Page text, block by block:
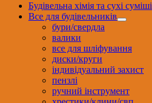
Будівельна хімія та сухі суміші
Все для будівельників
бури/свердла
валики
все для шліфування
диски/круги
індивідуальний захист
пензлі
ручний інструмент